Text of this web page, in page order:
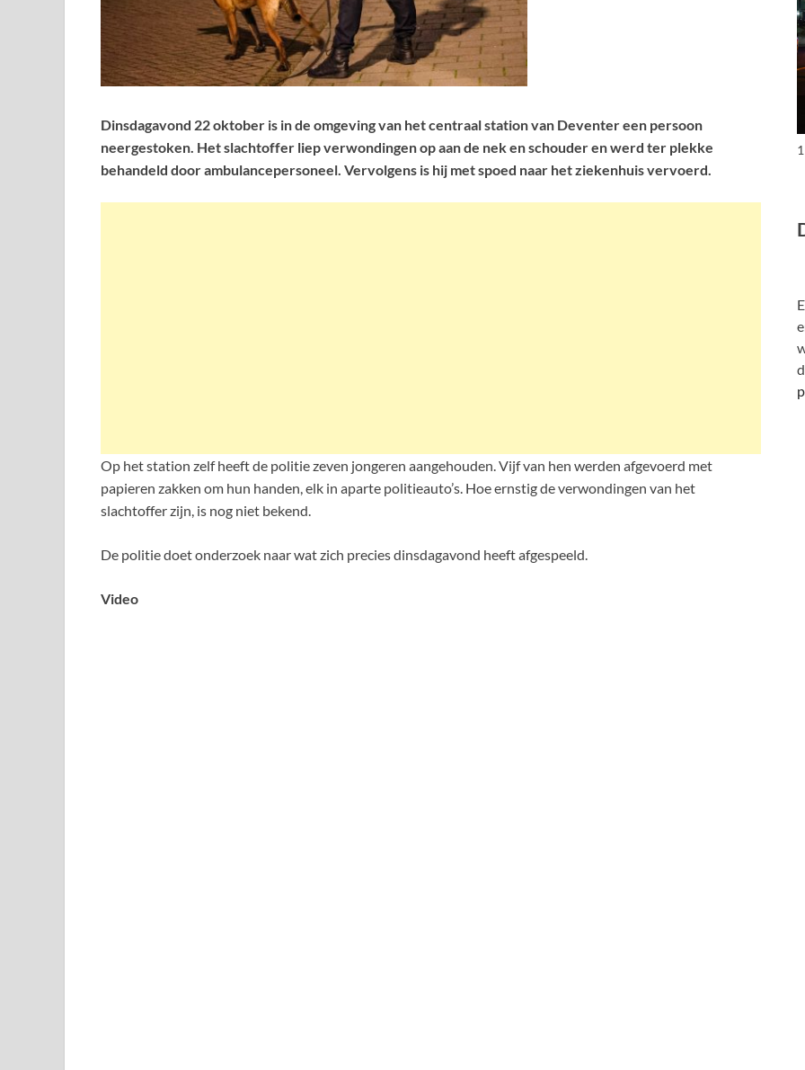
Dinsdagavond 22 oktober is in de omgeving van het centraal station van Deventer een persoon
neergestoken. Het slachtoffer liep verwondingen op aan de nek en schouder en werd ter plekke
behandeld door ambulancepersoneel. Vervolgens is hij met spoed naar het ziekenhuis vervoerd.
Op het station zelf heeft de politie zeven jongeren aangehouden. Vijf van hen werden afgevoerd met
papieren zakken om hun handen, elk in aparte politieauto’s. Hoe ernstig de verwondingen van het
slachtoffer zijn, is nog niet bekend.
De politie doet onderzoek naar wat zich precies dinsdagavond heeft afgespeeld.
Video